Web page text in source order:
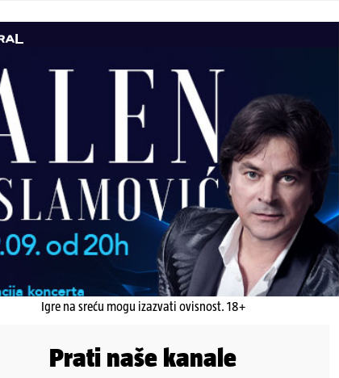
Igre na sreću mogu izazvati ovisnost. 18+
Prati naše kanale